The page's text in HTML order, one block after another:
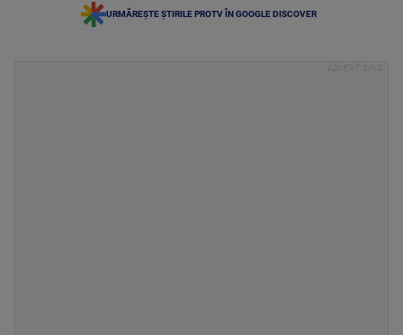
URMĂREȘTE ȘTIRILE PROTV ÎN GOOGLE DISCOVER